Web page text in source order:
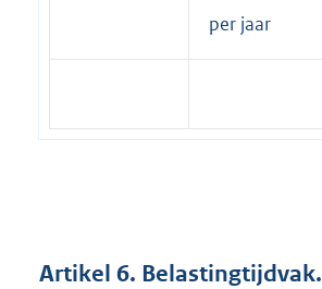
per jaar
Artikel 6. Belastingtijdvak.